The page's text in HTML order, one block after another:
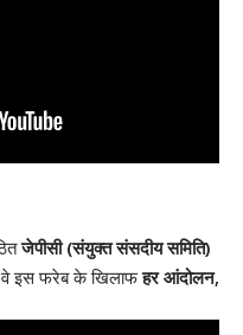
जेपीसी (संयुक्त संसदीय समिति)
इस फरेब के खिलाफहर आंदोलन,